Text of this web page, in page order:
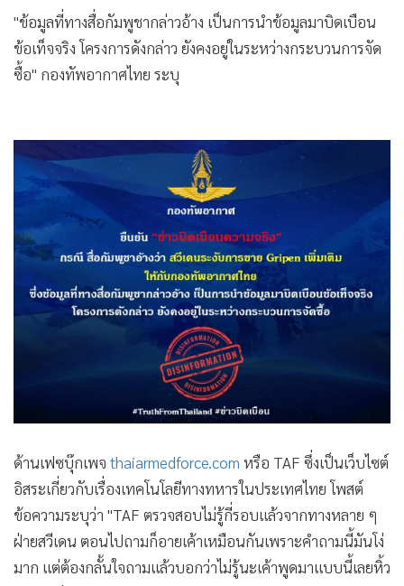
• ญี่ปุ่น
• News1
• Gotomanager
"ข้อมูลที่ทางสื่อกัมพูชากล่าวอ้าง เป็นการนำข้อมูลมาบิดเบือน
ข้อเท็จจริง โครงการดังกล่าว ยังคงอยู่ในระหว่างกระบวนการจัด
ซื้อ" กองทัพอากาศไทย ระบุ
ด้านเฟซบุ๊กเพจ thaiarmedforce.com หรือ TAF ซึ่งเป็นเว็บไซต์
อิสระเกี่ยวกับเรื่องเทคโนโลยีทางทหารในประเทศไทย โพสต์
ข้อความระบุว่า "TAF ตรวจสอบไม่รู้กี่รอบแล้วจากทางหลาย ๆ
ฝ่ายสวีเดน ตอนไปถามก็อายเค้าเหมือนกันเพราะคำถามนี้มันโง่
มาก แต่ต้องกลั้นใจถามแล้วบอกว่าไม่รู้นะเค้าพูดมาแบบนี้เลยหิ้ว